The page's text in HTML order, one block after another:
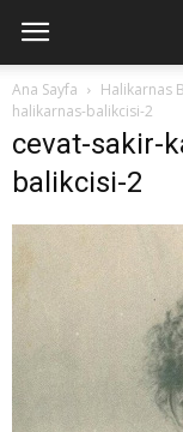
Ana Sayfa Halikarnas
halikarnas-balikcisi-2
cevat-sakir-
balikcisi-2